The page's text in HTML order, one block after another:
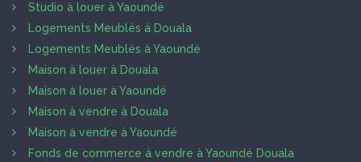
Studio à louer à Yaoundé
Logements Meublés à Douala
Logements Meublés à Yaoundé
Maison à louer à Douala
Maison à louer à Yaoundé
Maison à vendre à Douala
Maison à vendre à Yaoundé
Fonds de commerce à vendre à Yaoundé Douala